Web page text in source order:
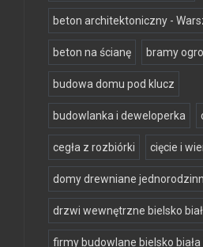
beton architektoniczny -
beton na ścianę bramy
budowa domu pod klucz
budowlanka i deweloperka
cegła z rozbiórki cięcie i
domy drewniane
drzwi wewnętrzne bielsko
firmy budowlane bielsko biała